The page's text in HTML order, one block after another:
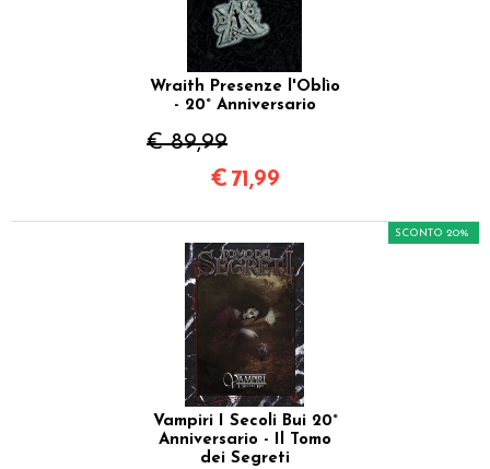
Wraith Presenze l'Oblìo
- 20° Anniversario
€ 89,99
€ 71,99
Vampiri I Secoli Bui 20°
Anniversario - Il Tomo
dei Segreti
SCONTO 20%